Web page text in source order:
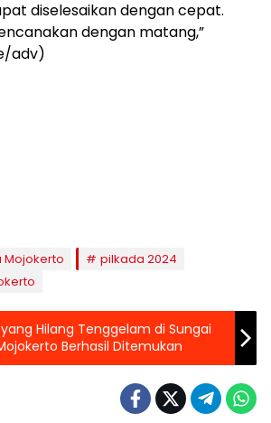
diselesaikan dengan cepat.
dengan matang,”
adv)
Mojokerto
pilkada 2024
Hilang Tenggelam di Sungai
Berhasil Ditemukan